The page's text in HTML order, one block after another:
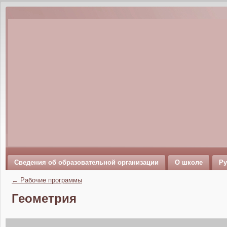
Сведения об образовательной организации О школе
← Рабочие программы
Геометрия